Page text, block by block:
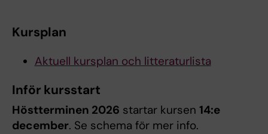
Kursplan
Aktuell kursplan och litteraturlista
Inför kursstart
Höstterminen 2026 startar kursen 14:e
december. Se schema för mer info.